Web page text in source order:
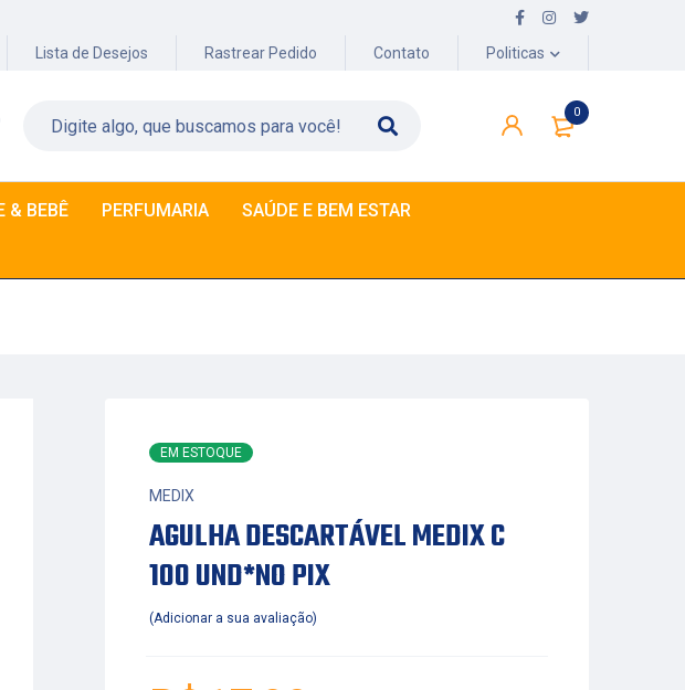
Lista de Desejos Rastrear Pedido Contato Politicas
0
& BEBÊ PERFUMARIA
SAÚDE E BEM ESTAR
EM ESTOQUE
MEDIX
AGULHA DESCARTÁVEL MEDIX C
100 UND*NO PIX
Adicionar a sua avaliação